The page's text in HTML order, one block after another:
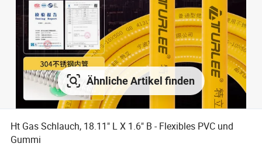
Ähnliche Artikel finden
Ht Gas Schlauch, 18.11" L X 1.6" B - Flexibles PVC und
Gummi